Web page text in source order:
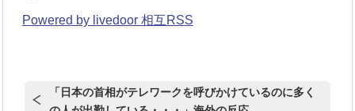
Powered by livedoor 相互RSS
「日本の首相がテレワークを呼びかけているのに多く